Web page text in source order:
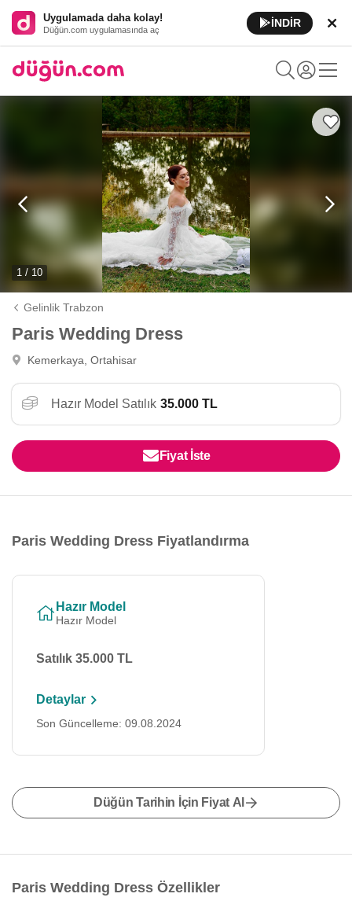
Uygulamada daha kolay!
Düğün.com uygulamasında aç
İNDİR
1 / 10
Gelinlik Trabzon
Paris Wedding Dress
Kemerkaya, Ortahisar
Hazır Model Satılık 35.000 TL
Fiyat İste
Paris Wedding Dress Fiyatlandırma
Hazır Model
Hazır Model
Satılık 35.000 TL
Detaylar
Son Güncelleme: 09.08.2024
Düğün Tarihin İçin Fiyat Al
Paris Wedding Dress Özellikler